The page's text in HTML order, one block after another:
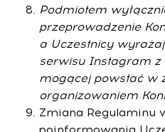
Podmiotem
przeprowadzenie
a Uczestnicy
serwisu Instagram z
mogącej powstać w
organizowaniem
Zmiana Regulaminu